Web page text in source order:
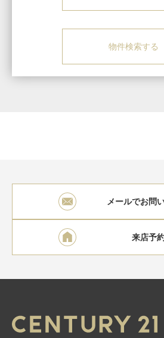
物件検索する
メールでお問
来店予